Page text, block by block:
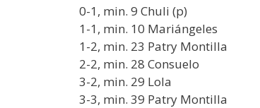
0-1, min. 9 Chuli (p)
1-1, min. 10 Mariángeles
1-2, min. 23 Patry Montilla
2-2, min. 28 Consuelo
3-2, min. 29 Lola
3-3, min. 39 Patry Montilla